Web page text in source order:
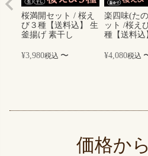
桜満開セット / 桜え
び３種【送料込】 生
釜揚げ 素干し
¥3,980税込 〜
楽四味(た
ット /桜え
種【送料込
¥4,080税込
価格か